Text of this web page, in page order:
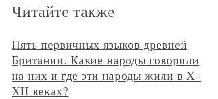
Читайте также
Пять первичных языков древней
Британии. Какие народы говорили
на них и где эти народы жили в X–
XII веках?